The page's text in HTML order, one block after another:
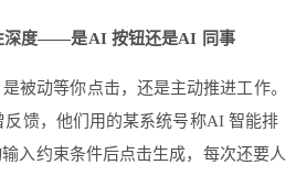
深度——是AI 按钮还是AI 同事
被动等你点击，还是主动推进工作。
反馈，他们用的某系统号称AI 智能排
入约束条件后点击生成，每次还要人